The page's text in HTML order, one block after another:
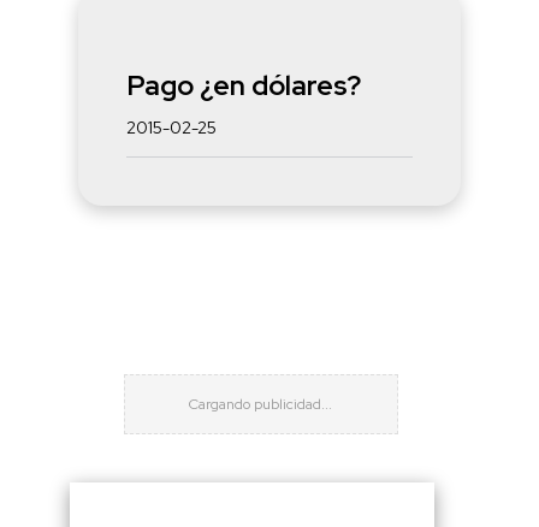
Pago ¿en dólares?
2015-02-25